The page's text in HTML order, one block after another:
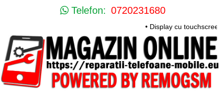
Telefon: 0720231680
• Display cu